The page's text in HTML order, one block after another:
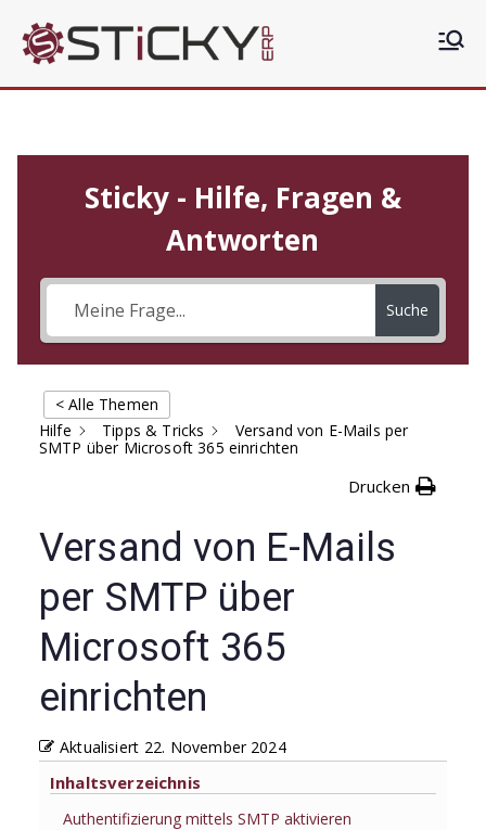
Die clevere ERP Lösung
Sticky - Hilfe, Fragen &
Antworten
Suche
< Alle Themen
Hilfe
Tipps & Tricks
Versand von E-Mails per
SMTP über Microsoft 365 einrichten
Drucken
Versand von E-Mails
per SMTP über
Microsoft 365
einrichten
Aktualisiert 22. November 2024
Inhaltsverzeichnis
Authentifizierung mittels SMTP aktivieren